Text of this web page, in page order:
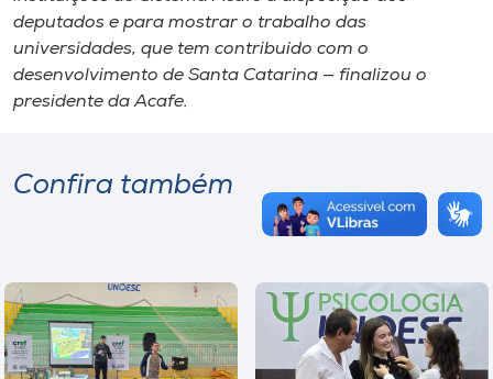
deputados e para mostrar o trabalho das
universidades, que tem contribuído com o
desenvolvimento de Santa Catarina — finalizou o
presidente da Acafe.
Confira também